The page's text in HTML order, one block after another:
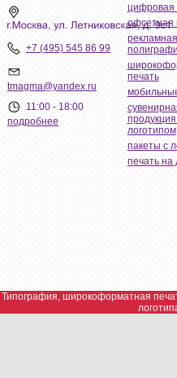
+7 (495) 545 86 99
tmagma@yandex.ru
11:00 - 18:00
подробнее
цифровая
офсетная
рекламная
печать
продукция
логотипом
пакеты с
печать на
Типография, широкоформатная